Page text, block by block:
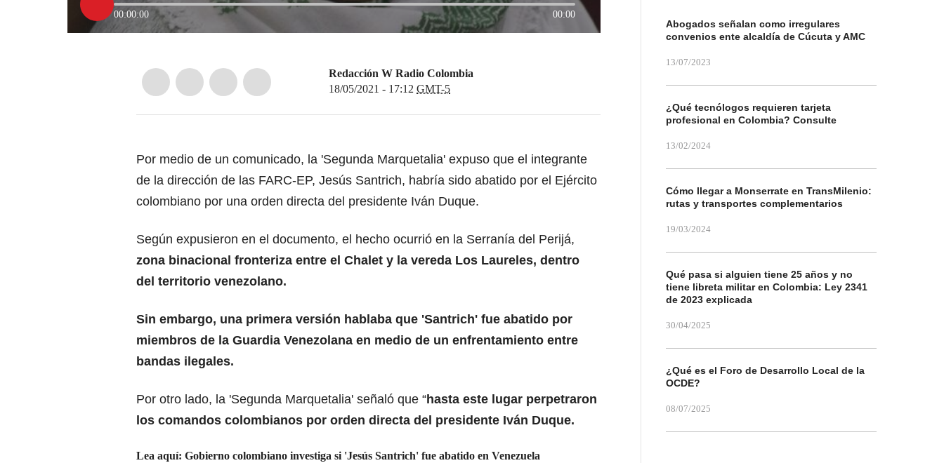
00:00:00 00:00
Redacción W Radio Colombia
18/05/2021 - 17:12 GMT-5
Por medio de un comunicado, la 'Segunda Marquetalia' expuso que el integrante
de la dirección de las FARC-EP, Jesús Santrich, habría sido abatido por el Ejército
colombiano por una orden directa del presidente Iván Duque.
Según expusieron en el documento, el hecho ocurrió en la Serranía del Perijá,
zona binacional fronteriza entre el Chalet y la vereda Los Laureles, dentro
del territorio venezolano.
Sin embargo, una primera versión hablaba que 'Santrich' fue abatido por
miembros de la Guardia Venezolana en medio de un enfrentamiento entre
bandas ilegales.
Por otro lado, la 'Segunda Marquetalia' señaló que “hasta este lugar perpetraron
los comandos colombianos por orden directa del presidente Iván Duque.
Lea aquí: Gobierno colombiano investiga si 'Jesús Santrich' fue abatido en Venezuela
Abogados señalan como irregulares
convenios ente alcaldía de Cúcuta y AMC
13/07/2023
¿Qué tecnólogos requieren tarjeta
profesional en Colombia? Consulte
13/02/2024
Cómo llegar a Monserrate en TransMilenio:
rutas y transportes complementarios
19/03/2024
Qué pasa si alguien tiene 25 años y no
tiene libreta militar en Colombia: Ley 2341
de 2023 explicada
30/04/2025
¿Qué es el Foro de Desarrollo Local de la
OCDE?
08/07/2025